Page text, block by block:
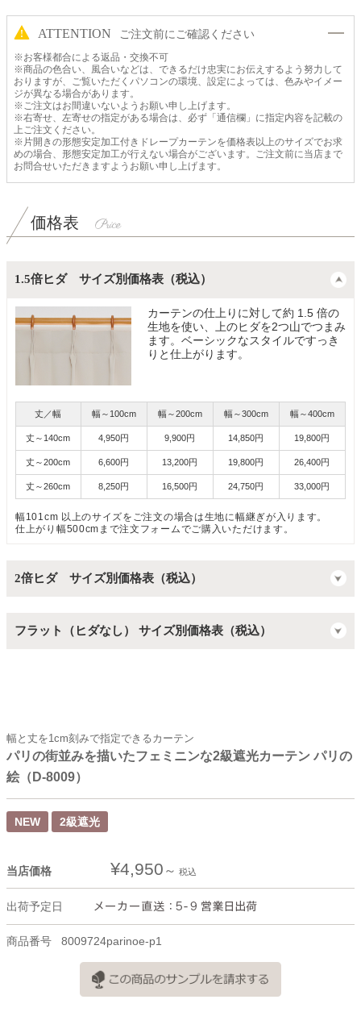
ATTENTION ご注文前にご確認ください
※お客様都合による返品・交換不可
※商品の色合い、風合いなどは、できるだけ忠実にお伝えするよう努力して
おりますが、ご覧いただくパソコンの環境、設定によっては、色みやイメー
ジが異なる場合があります。
※ご注文はお間違いないようお願い申し上げます。
※右寄せ、左寄せの指定がある場合は、必ず「通信欄」に指定内容を記載の
上ご注文ください。
※片開きの形態安定加工付きドレープカーテンを価格表以上のサイズでお求
めの場合、形態安定加工が行えない場合がございます。ご注文前に当店まで
お問合せいただきますようお願い申し上げます。
価格表
1.5倍ヒダ サイズ別価格表（税込）
カーテンの仕上りに対して約 1.5 倍の
生地を使い、上のヒダを2つ山でつまみ
ます。ベーシックなスタイルですっき
りと仕上がります。
丈／幅
丈～140cm
丈～200cm
丈～260cm
幅～100cm
4,950円
6,600円
8,250円
幅～200cm
9,900円
13,200円
16,500円
幅～300cm
14,850円
19,800円
24,750円
幅～400cm
19,800円
26,400円
33,000円
幅101cm 以上のサイズをご注文の場合は生地に幅継ぎが入ります。
仕上がり幅500cmまで注文フォームでご購入いただけます。
2倍ヒダ サイズ別価格表（税込）
フラット（ヒダなし） サイズ別価格表（税込）
幅と丈を1cm刻みで指定できるカーテン
パリの街並みを描いたフェミニンな2級遮光カーテン パリの
絵（D-8009）
NEW 2級遮光
当店価格 ¥4,950 税込
出荷予定日
商品番号 8009724parinoe-p1